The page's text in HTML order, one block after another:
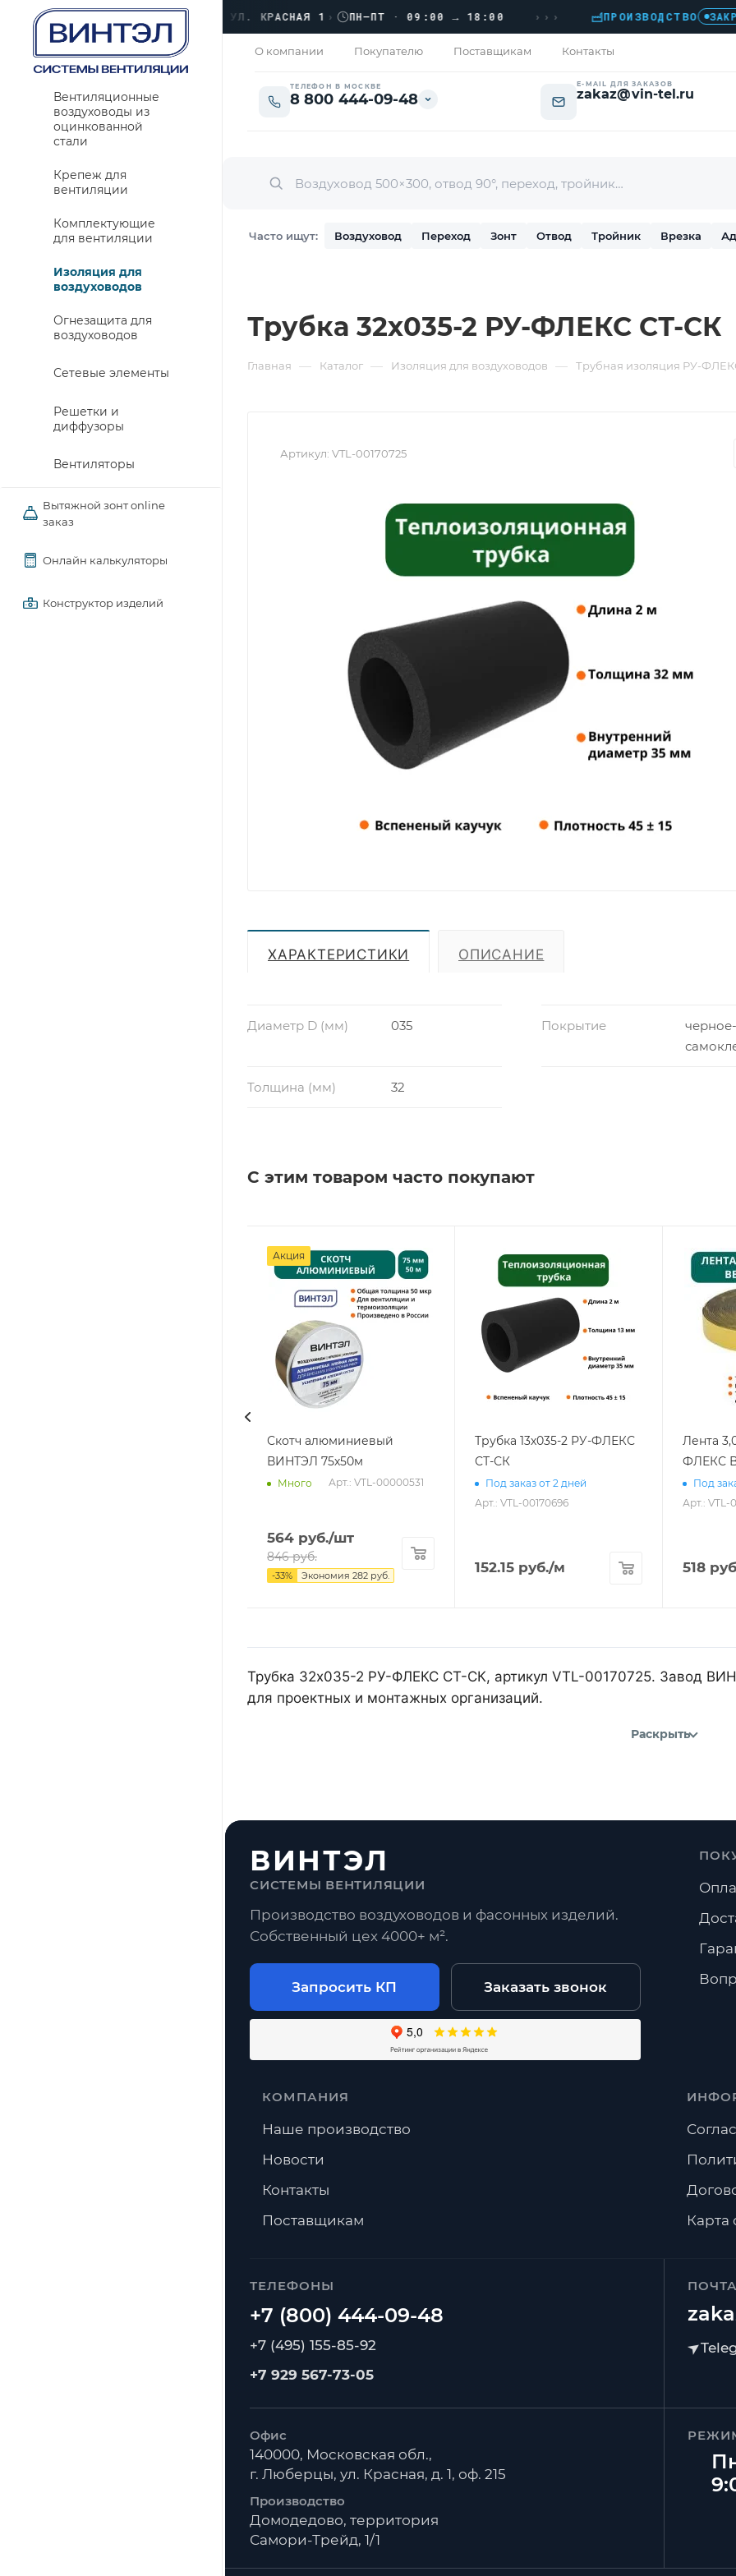
ОФИС ОТКРЫТО › ЛЮБЕРЦЫ, УЛ. КРАСНАЯ 1› ПН–ПТ · 09:00 → 18:00 ПРОИЗВОДСТВО ЗАКРОЕМ
О компании Покупателю Поставщикам Контакты
ТЕЛЕФОН В МОСКВЕ
8 800 444-09-48
E-MAIL ДЛЯ ЗАКАЗОВ
zakaz@vin-tel.ru
Часто ищут: Воздуховод Переход Зонт Отвод Тройник Врезка
Вентиляционные
воздуховоды из
оцинкованной
стали
Крепеж для
вентиляции
Комплектующие
для вентиляции
Изоляция для
воздуховодов
Огнезащита для
воздуховодов
Сетевые элементы
Решетки и
диффузоры
Вентиляторы
Вытяжной зонт online
заказ
Онлайн калькуляторы
Конструктор изделий
Трубка 32х035-2 РУ-ФЛЕКС СТ-СК
Главная — Каталог — Изоляция для воздуховодов — Трубная изоляция РУ-
Артикул: VTL-00170725
ХАРАКТЕРИСТИКИ ОПИСАНИЕ
Диаметр D (мм) 035 Покрытие
черное-
Толщина (мм) 32
С этим товаром часто покупают
Акция
Скотч алюминиевый
ВИНТЭЛ 75х50м
Много Арт.: VTL-00000531
564 руб./шт
846руб.
-33% Экономия 282 руб.
Трубка 13х035-2 РУ-ФЛЕКС
СТ-СК
Под заказ от 2 дней
Арт.: VTL-00170696
152.15 руб./м
Лента
ФЛЕКС
Под
Арт.: VTL-
518
Трубка 32х035-2 РУ-ФЛЕКС СТ-СК, артикул VTL-00170725. Завод
для проектных и монтажных организаций.
Раскрыть
ВИНТЭЛ
СИСТЕМЫ ВЕНТИЛЯЦИИ
Производство воздуховодов и фасонных изделий.
Собственный цех 4000+ м².
Запросить КП Заказать звонок
ТЕЛЕФОНЫ
+7 (495) 155-85-92
+7 929 567-73-05
ПОЧТА
Офис
140000, Московская обл.,
г. Люберцы, ул. Красная, д. 1, оф. 215
Производство
Домодедово, территория
Самори-Трейд, 1/1
КОМПАНИЯ
Наше производство
Новости
Контакты
Поставщикам
Карта